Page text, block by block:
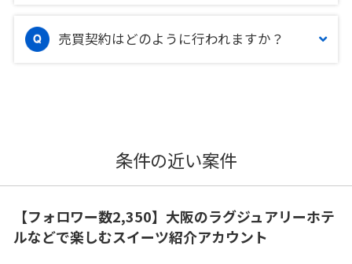
売買契約はどのように行われますか？
条件の近い案件
【フォロワー数2,350】大阪のラグジュアリーホテ
ルなどで楽しむスイーツ紹介アカウント